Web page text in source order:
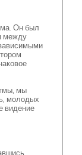
Он был
между
мы
молодых
видение